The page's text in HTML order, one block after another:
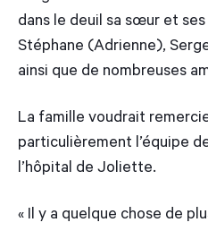
dans le deuil sa sœur et
Stéphane (Adrienne),
ainsi que de nombreuses
La famille voudrait
particulièrement l’équipe
l’hôpital de Joliette.
« Il y a quelque chose de